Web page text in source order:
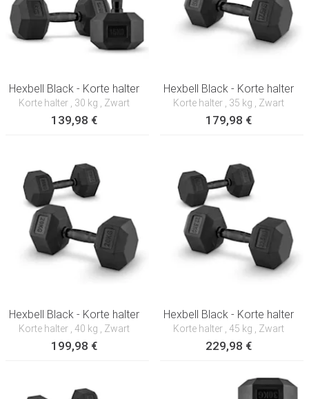
Hexbell Black - Korte halter
Korte halter , 30 kg , Zwart
139,98 €
Hexbell Black - Korte halter
Korte halter , 35 kg , Zwart
179,98 €
Hexbell Black - Korte halter
Korte halter , 40 kg , Zwart
199,98 €
Hexbell Black - Korte halter
Korte halter , 45 kg , Zwart
229,98 €